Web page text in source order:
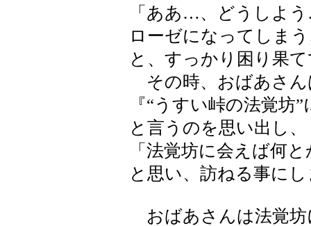
「ああ…、どうしよ
ローゼになってしま
と、すっかり困り果
その時、おばあさん
『“うすい峠の法覚坊
と言うのを思い出し、
「法覚坊に会えば何
と思い、訪ねる事に
おばあさんは法覚坊